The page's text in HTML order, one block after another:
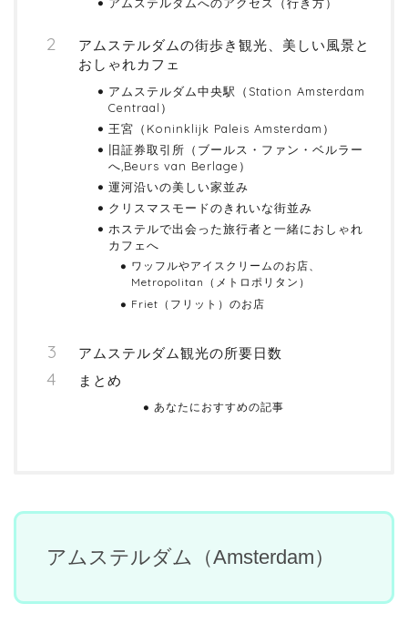
アムステルダムへのアクセス（行き方）
アムステルダムの街歩き観光、美しい風景と
おしゃれカフェ
アムステルダム中央駅（Station Amsterdam
Centraal）
王宮（Koninklijk Paleis Amsterdam）
旧証券取引所（ブールス・ファン・ベルラー
へ,Beurs van Berlage）
運河沿いの美しい家並み
クリスマスモードのきれいな街並み
ホステルで出会った旅行者と一緒におしゃれ
カフェへ
ワッフルやアイスクリームのお店、
Metropolitan（メトロポリタン）
Friet（フリット）のお店
アムステルダム観光の所要日数
まとめ
あなたにおすすめの記事
アムステルダム（Amsterdam）